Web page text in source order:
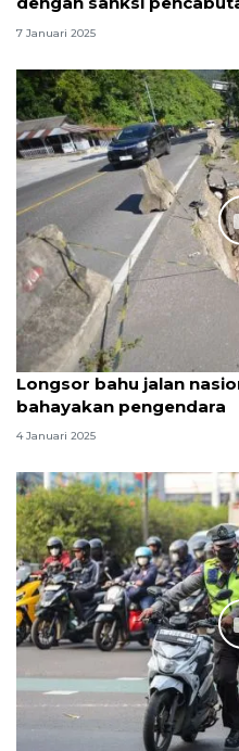
7 Januari 2025
Longsor bahu jalan
bahayakan pengendara
4 Januari 2025